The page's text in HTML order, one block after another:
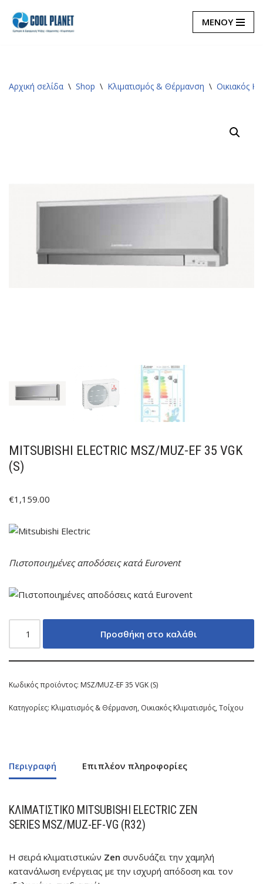
Μεταπηδήστε
ΜΕΝΟΥ
Αρχική σελίδα \ Shop \ Κλιματισμός & Θέρμανση \ Οικιακός
MITSUBISHI ELECTRIC MSZ/MUZ-EF 35 VGK
(S)
€1,159.00
Πιστοποιημένες αποδόσεις κατά Eurovent
Προσθήκη στο καλάθι
Κωδικός προϊόντος: MSZ/MUZ-EF 35 VGK (S)
Κατηγορίες: Κλιματισμός & Θέρμανση, Οικιακός Κλιματισμός,Τοίχου
Περιγραφή Επιπλέον πληροφορίες
ΚΛΙΜΑΤΙΣΤΙΚΌ MITSUBISHI ELECTRIC ZEN
SERIES MSZ/MUZ-EF-VG (R32)
Η σειρά κλιματιστικών Zen συνδυάζει την χαμηλή
κατανάλωση ενέργειας με την ισχυρή απόδοση και τον